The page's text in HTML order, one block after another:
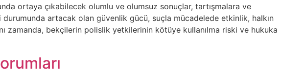
ortaya çıkabilecek olumlu ve olumsuz sonuçlar, tartışmalara ve
artacak olan güvenlik gücü, suçla mücadelede etkinlik, halkın
zamanda, bekçilerin polislik yetkilerinin kötüye kullanılma riski ve hukuka